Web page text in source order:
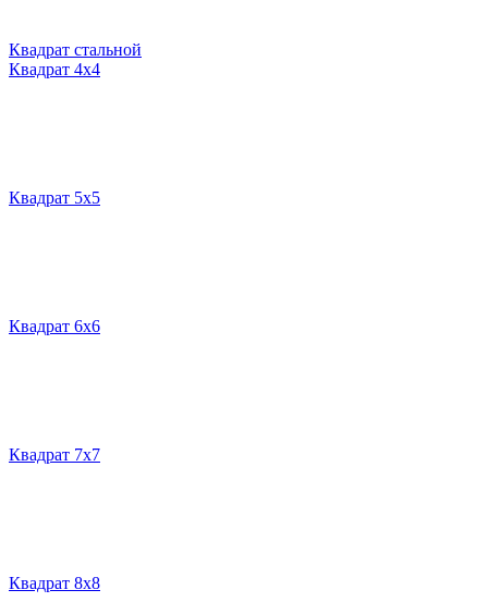
Квадрат стальной
Квадрат 4х4
Квадрат 5х5
Квадрат 6х6
Квадрат 7х7
Квадрат 8х8